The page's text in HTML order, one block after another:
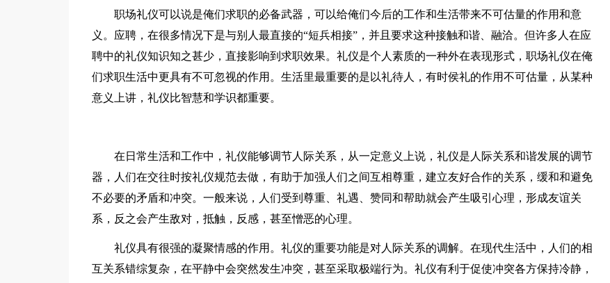
职场礼仪可以说是俺们求职的必备武器，可以给俺们今后的工作和生活带来不可估量的作用和意
义。应聘，在很多情况下是与别人最直接的“短兵相接”，并且要求这种接触和谐、融洽。但许多人在应
聘中的礼仪知识知之甚少，直接影响到求职效果。礼仪是个人素质的一种外在表现形式，职场礼仪在俺
们求职生活中更具有不可忽视的作用。生活里最重要的是以礼待人，有时侯礼的作用不可估量，从某种
意义上讲，礼仪比智慧和学识都重要。
在日常生活和工作中，礼仪能够调节人际关系，从一定意义上说，礼仪是人际关系和谐发展的调节
器，人们在交往时按礼仪规范去做，有助于加强人们之间互相尊重，建立友好合作的关系，缓和和避免
不必要的矛盾和冲突。一般来说，人们受到尊重、礼遇、赞同和帮助就会产生吸引心理，形成友谊关
系，反之会产生敌对，抵触，反感，甚至憎恶的心理。
礼仪具有很强的凝聚情感的作用。礼仪的重要功能是对人际关系的调解。在现代生活中，人们的相
互关系错综复杂，在平静中会突然发生冲突，甚至采取极端行为。礼仪有利于促使冲突各方保持冷静，